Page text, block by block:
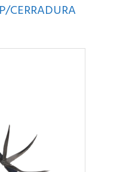
CERRADURA